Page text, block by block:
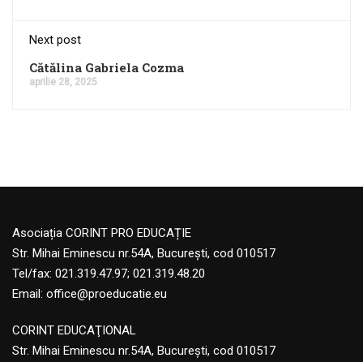
Next post
Cătălina Gabriela Cozma
aprilie 28, 2025
Asociația CORINT PRO EDUCAȚIE
Str. Mihai Eminescu nr.54A, București, cod 010517
Tel/fax: 021.319.47.97; 021.319.48.20
Email: office@proeducatie.eu
CORINT EDUCAŢIONAL
Str. Mihai Eminescu nr.54A, Bucureşti, cod 010517